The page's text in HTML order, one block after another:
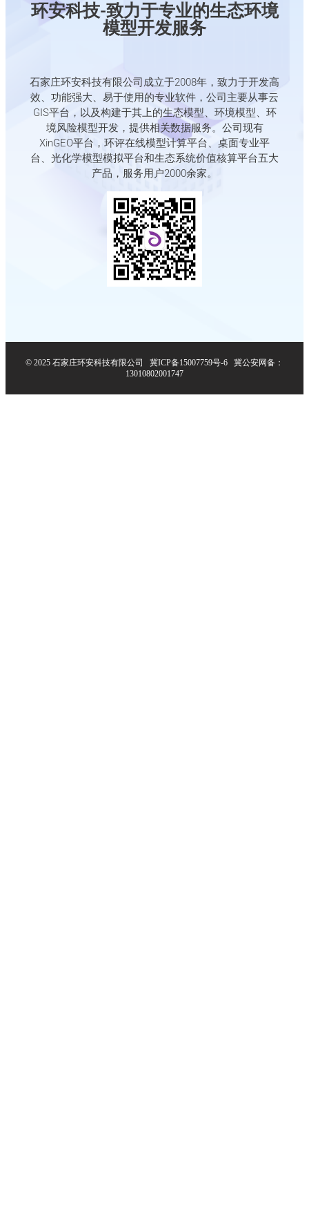
环安科技-致力于专业的生态环境
模型开发服务
石家庄环安科技有限公司成立于2008年，致力于开发高
效、功能强大、易于使用的专业软件，公司主要从事云
GIS平台，以及构建于其上的生态模型、环境模型、环
境风险模型开发，提供相关数据服务。公司现有
XinGEO平台，环评在线模型计算平台、桌面专业平
台、光化学模型模拟平台和生态系统价值核算平台五大
产品，服务用户2000余家。
© 2025 石家庄环安科技有限公司 冀ICP备15007759号-6
冀公安网备：
13010802001747